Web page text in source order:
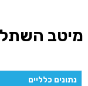
מיטב
נתונים כלליים